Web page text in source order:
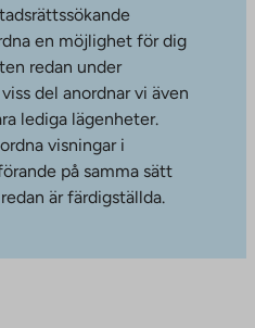
en möjlighet för dig
redan under
del anordnar vi även
lediga lägenheter.
visningar i
på samma sätt
är färdigställda.